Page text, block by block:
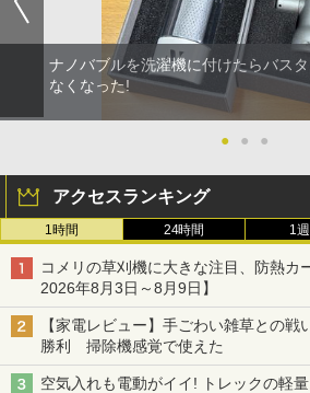
ナノバブルを洗濯機に付けたらバス
なくなった!
● ● ●
アクセスランキング
1時間 24時間 1
コメリの草刈機に大きな注目、防熱カ
2026年8月3日～8月9日】
【家電レビュー】手ごわい雑草との
勝利 掃除機感覚で使えた
空気入れも電動がイイ! トレックの軽